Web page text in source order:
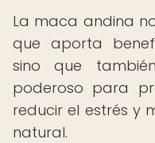
La maca andina
que aporta
sino que
poderoso para
reducir el estrés y
natural.